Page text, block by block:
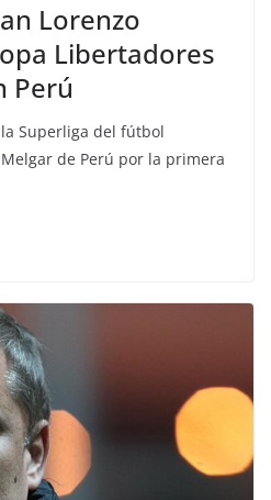
Lorenzo
Libertadores
Perú
Superliga del fútbol
de Perú por la primera